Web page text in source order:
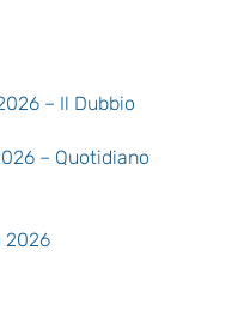
– Il Dubbio
– Quotidiano
2026